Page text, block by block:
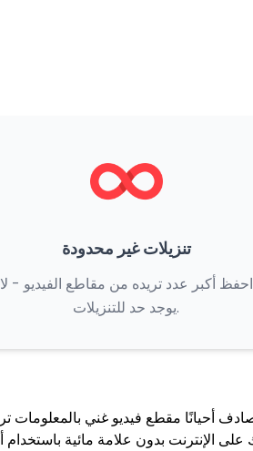
تنزيلات غير محدودة
احفظ أكبر عدد تريده من مقاطع الفيديو - لا
يوجد حد للتنزيلات.